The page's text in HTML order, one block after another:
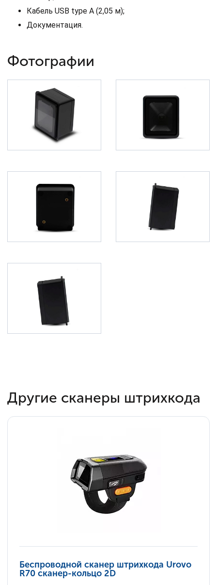
Кабель USB type A (2,05 м);
Документация.
Фотографии
Другие сканеры штрихкода
Беспроводной сканер штрихкода Urovo
R70 сканер-кольцо 2D